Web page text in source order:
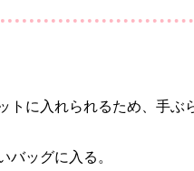
トに入れられるため、手ぶ
バッグに入る。